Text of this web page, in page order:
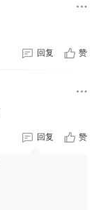
回复 赞
回复 赞